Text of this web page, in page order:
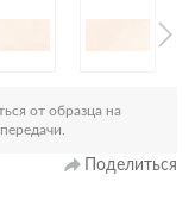
от образца на
Поделиться